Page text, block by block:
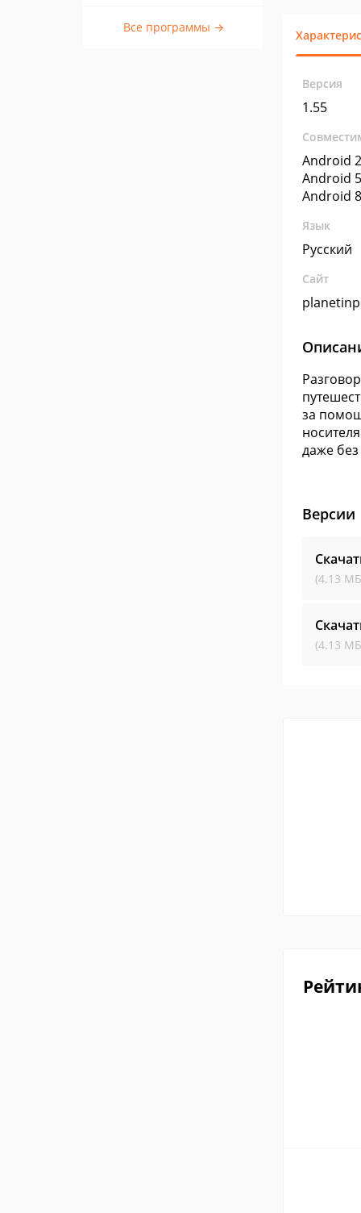
Все программы →
Версия
1.55
Android
Android
Android
Язык
Русский
Сайт
за
даже
Версии
(4.13
(4.13